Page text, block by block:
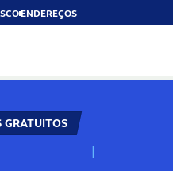
ENDEREÇOS
GRATUITOS
N